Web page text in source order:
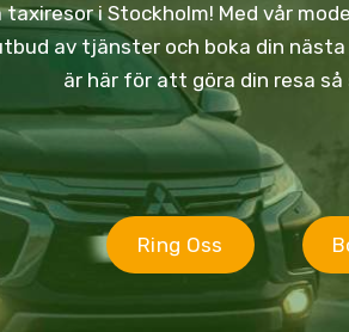
i Stockholm! Med vår
av tjänster och boka din
är här för att göra din resa
Ring Oss